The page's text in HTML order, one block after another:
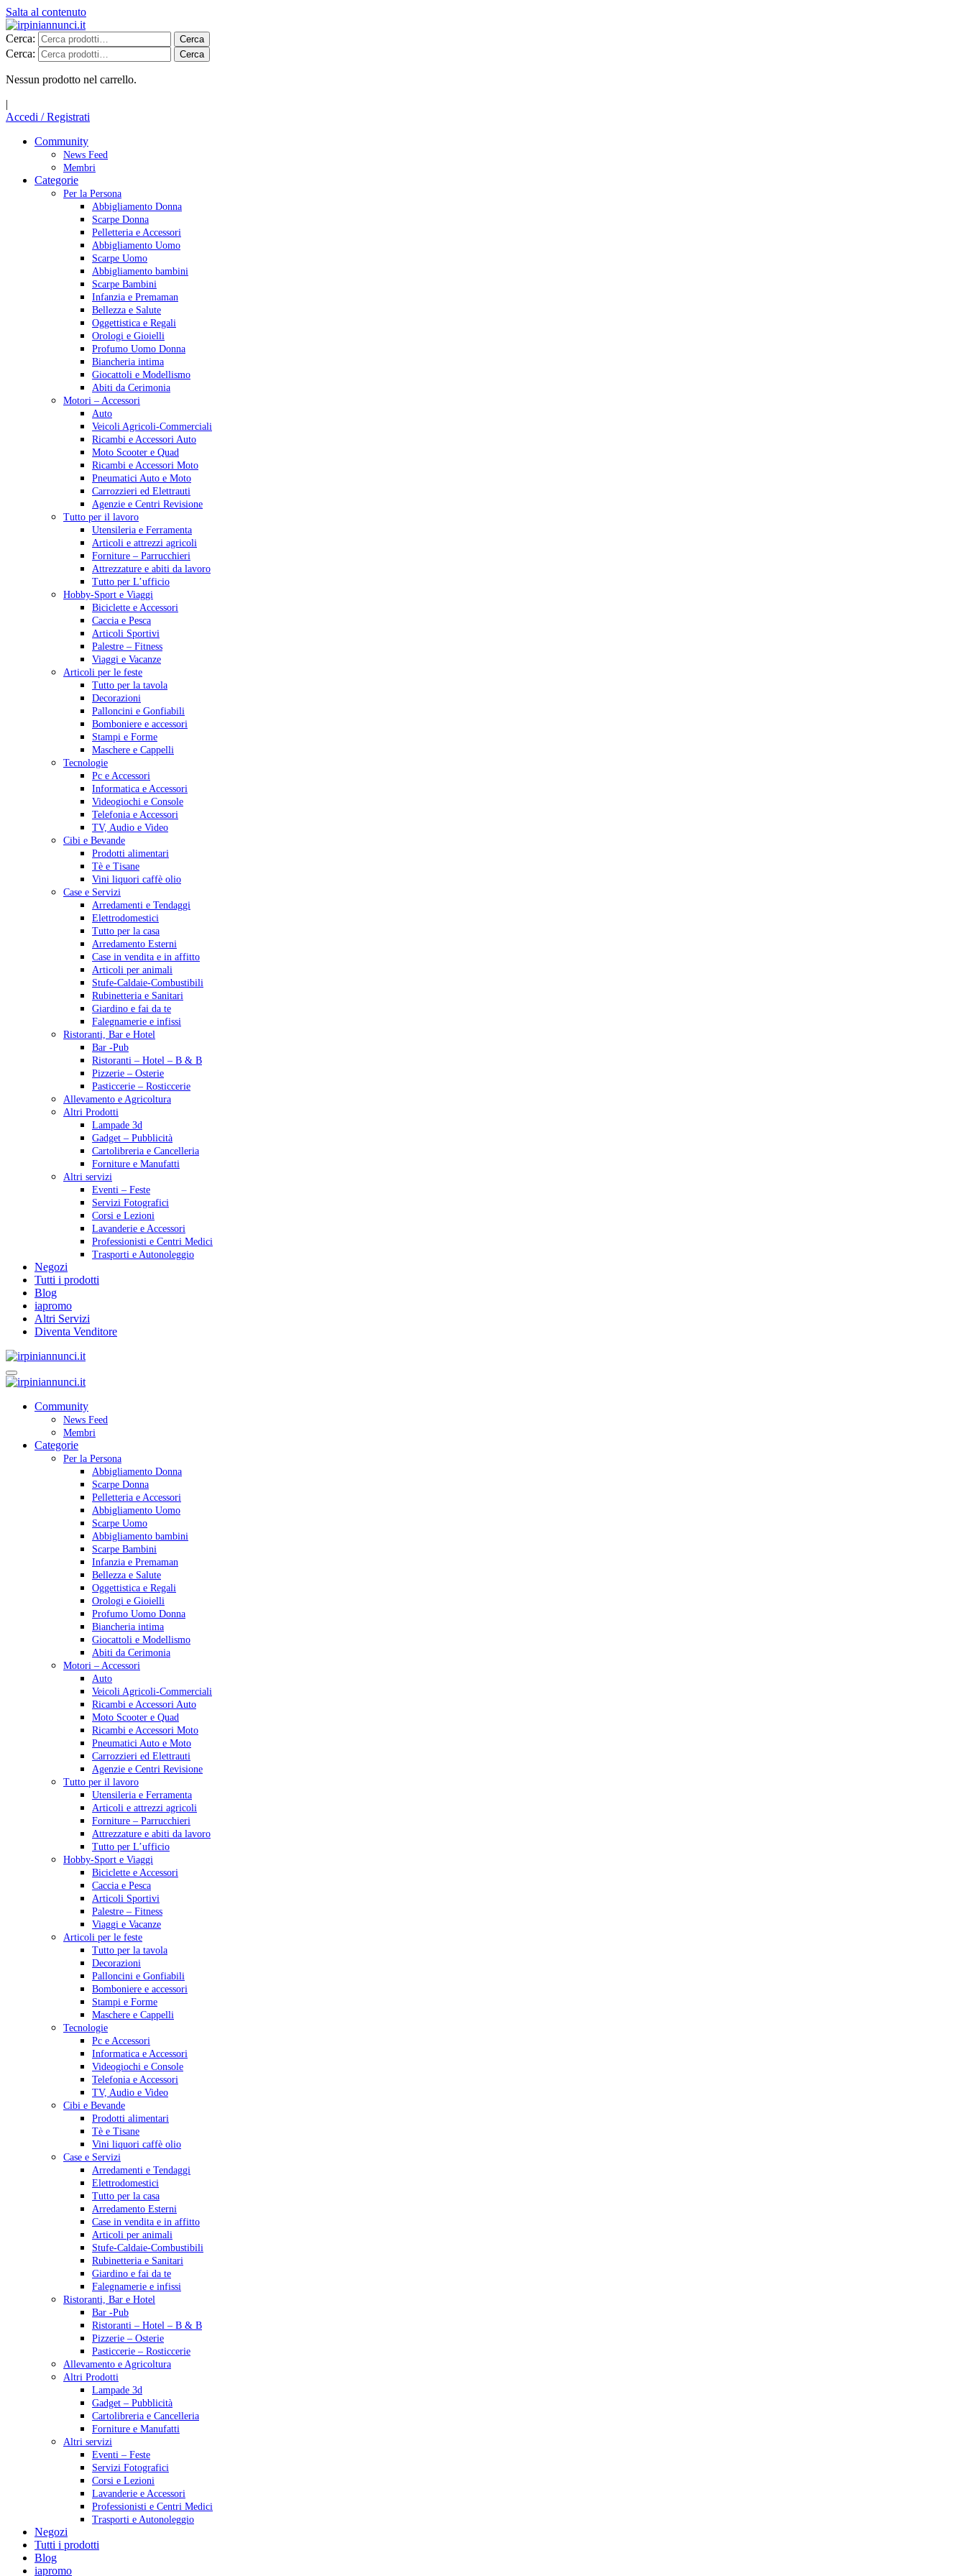
Salta al contenuto
Cerca: Cerca
Cerca: Cerca
Nessun prodotto nel carrello.
|
Accedi / Registrati
Community
News Feed
Membri
Categorie
Per la Persona
Abbigliamento Donna
Scarpe Donna
Pelletteria e Accessori
Abbigliamento Uomo
Scarpe Uomo
Abbigliamento bambini
Scarpe Bambini
Infanzia e Premaman
Bellezza e Salute
Oggettistica e Regali
Orologi e Gioielli
Profumo Uomo Donna
Biancheria intima
Giocattoli e Modellismo
Abiti da Cerimonia
Motori – Accessori
Auto
Veicoli Agricoli-Commerciali
Ricambi e Accessori Auto
Moto Scooter e Quad
Ricambi e Accessori Moto
Pneumatici Auto e Moto
Carrozzieri ed Elettrauti
Agenzie e Centri Revisione
Tutto per il lavoro
Utensileria e Ferramenta
Articoli e attrezzi agricoli
Forniture – Parrucchieri
Attrezzature e abiti da lavoro
Tutto per L’ufficio
Hobby-Sport e Viaggi
Biciclette e Accessori
Caccia e Pesca
Articoli Sportivi
Palestre – Fitness
Viaggi e Vacanze
Articoli per le feste
Tutto per la tavola
Decorazioni
Palloncini e Gonfiabili
Bomboniere e accessori
Stampi e Forme
Maschere e Cappelli
Tecnologie
Pc e Accessori
Informatica e Accessori
Videogiochi e Console
Telefonia e Accessori
TV, Audio e Video
Cibi e Bevande
Prodotti alimentari
Tè e Tisane
Vini liquori caffè olio
Case e Servizi
Arredamenti e Tendaggi
Elettrodomestici
Tutto per la casa
Arredamento Esterni
Case in vendita e in affitto
Articoli per animali
Stufe-Caldaie-Combustibili
Rubinetteria e Sanitari
Giardino e fai da te
Falegnamerie e infissi
Ristoranti, Bar e Hotel
Bar -Pub
Ristoranti – Hotel – B & B
Pizzerie – Osterie
Pasticcerie – Rosticcerie
Allevamento e Agricoltura
Altri Prodotti
Lampade 3d
Gadget – Pubblicità
Cartolibreria e Cancelleria
Forniture e Manufatti
Altri servizi
Eventi – Feste
Servizi Fotografici
Corsi e Lezioni
Lavanderie e Accessori
Professionisti e Centri Medici
Trasporti e Autonoleggio
Negozi
Tutti i prodotti
Blog
iapromo
Altri Servizi
Diventa Venditore
Community
News Feed
Membri
Categorie
Per la Persona
Abbigliamento Donna
Scarpe Donna
Pelletteria e Accessori
Abbigliamento Uomo
Scarpe Uomo
Abbigliamento bambini
Scarpe Bambini
Infanzia e Premaman
Bellezza e Salute
Oggettistica e Regali
Orologi e Gioielli
Profumo Uomo Donna
Biancheria intima
Giocattoli e Modellismo
Abiti da Cerimonia
Motori – Accessori
Auto
Veicoli Agricoli-Commerciali
Ricambi e Accessori Auto
Moto Scooter e Quad
Ricambi e Accessori Moto
Pneumatici Auto e Moto
Carrozzieri ed Elettrauti
Agenzie e Centri Revisione
Tutto per il lavoro
Utensileria e Ferramenta
Articoli e attrezzi agricoli
Forniture – Parrucchieri
Attrezzature e abiti da lavoro
Tutto per L’ufficio
Hobby-Sport e Viaggi
Biciclette e Accessori
Caccia e Pesca
Articoli Sportivi
Palestre – Fitness
Viaggi e Vacanze
Articoli per le feste
Tutto per la tavola
Decorazioni
Palloncini e Gonfiabili
Bomboniere e accessori
Stampi e Forme
Maschere e Cappelli
Tecnologie
Pc e Accessori
Informatica e Accessori
Videogiochi e Console
Telefonia e Accessori
TV, Audio e Video
Cibi e Bevande
Prodotti alimentari
Tè e Tisane
Vini liquori caffè olio
Case e Servizi
Arredamenti e Tendaggi
Elettrodomestici
Tutto per la casa
Arredamento Esterni
Case in vendita e in affitto
Articoli per animali
Stufe-Caldaie-Combustibili
Rubinetteria e Sanitari
Giardino e fai da te
Falegnamerie e infissi
Ristoranti, Bar e Hotel
Bar -Pub
Ristoranti – Hotel – B & B
Pizzerie – Osterie
Pasticcerie – Rosticcerie
Allevamento e Agricoltura
Altri Prodotti
Lampade 3d
Gadget – Pubblicità
Cartolibreria e Cancelleria
Forniture e Manufatti
Altri servizi
Eventi – Feste
Servizi Fotografici
Corsi e Lezioni
Lavanderie e Accessori
Professionisti e Centri Medici
Trasporti e Autonoleggio
Negozi
Tutti i prodotti
Blog
iapromo